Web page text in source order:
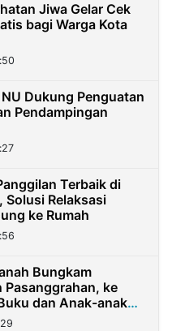
Jiwa Gelar Cek
bagi Warga Kota
Dukung Penguatan
Pendampingan
Terbaik di
Relaksasi
ke Rumah
Bungkam
Pasanggrahan, ke
dan Anak-anak